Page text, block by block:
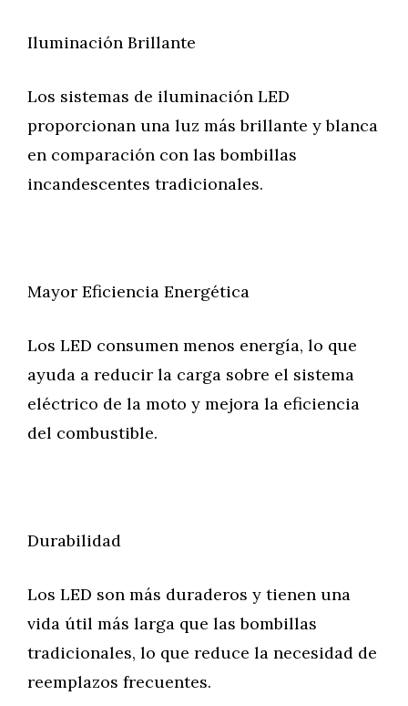
Iluminación Brillante
Los sistemas de iluminación LED
proporcionan una luz más brillante y blanca
en comparación con las bombillas
incandescentes tradicionales.
Mayor Eficiencia Energética
Los LED consumen menos energía, lo que
ayuda a reducir la carga sobre el sistema
eléctrico de la moto y mejora la eficiencia
del combustible.
Durabilidad
Los LED son más duraderos y tienen una
vida útil más larga que las bombillas
tradicionales, lo que reduce la necesidad de
reemplazos frecuentes.